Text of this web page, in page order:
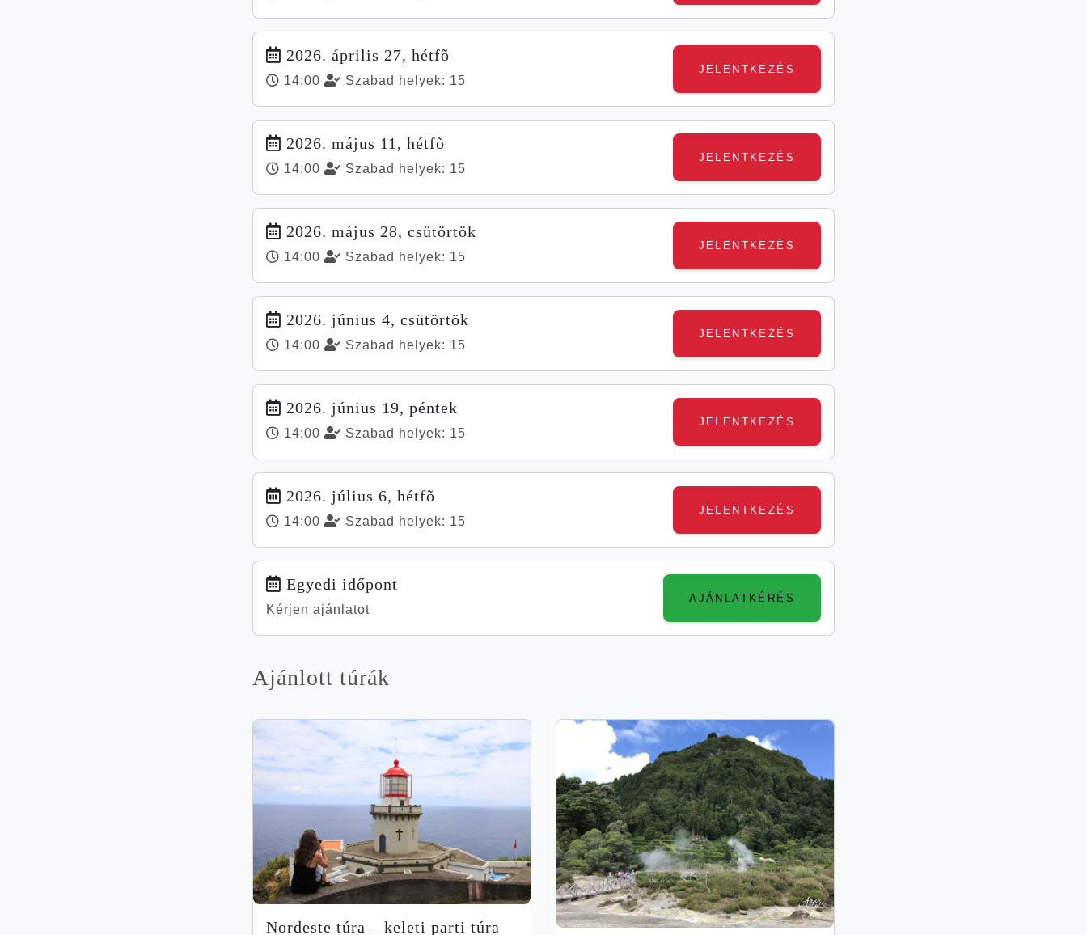
2026. április 27, hétfõ
14:00 Szabad helyek: 15
2026. május 11, hétfõ
14:00 Szabad helyek: 15
2026. május 28, csütörtök
14:00 Szabad helyek: 15
2026. június 4, csütörtök
14:00 Szabad helyek: 15
2026. június 19, péntek
14:00 Szabad helyek: 15
2026. július 6, hétfõ
14:00 Szabad helyek: 15
Egyedi időpont
Kérjen ajánlatot
Ajánlott túrák
Nor­des­te túra – kele­ti par­ti túra